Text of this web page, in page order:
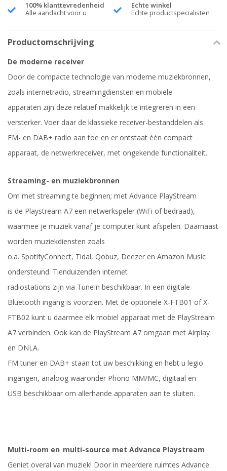
100% klanttevredenheid
Alle aandacht voor u
Echte winkel
Echte productspecialisten
Productomschrijving
De moderne receiver
Door de compacte technologie van moderne muziekbronnen,
zoals internetradio, streamingdiensten en mobiele
apparaten zijn deze relatief makkelijk te integreren in een
versterker. Voer daar de klassieke receiver-bestanddelen als
FM- en DAB+ radio aan toe en er ontstaat één compact
apparaat, de netwerkreceiver, met ongekende functionaliteit.
Streaming- en muziekbronnen
Om met streaming te beginnen; met Advance PlayStream
is de Playstream A7 een netwerkspeler (WiFi of bedraad),
waarmee je muziek vanaf je computer kunt afspelen. Daarnaast
worden muziekdiensten zoals
o.a. SpotifyConnect, Tidal, Qobuz, Deezer en Amazon Music
ondersteund. Tienduizenden internet
radiostations zijn via TuneIn beschikbaar. In een digitale
Bluetooth ingang is voorzien. Met de optionele X-FTB01 of X-
FTB02 kunt u daarmee elk mobiel apparaat met de PlayStream
A7 verbinden. Ook kan de PlayStream A7 omgaan met Airplay
en DNLA.
FM tuner en DAB+ staan tot uw beschikking en hebt u legio
ingangen, analoog waaronder Phono MM/MC, digitaal en
USB beschikbaar om allerhande apparaten aan te sluiten.
Multi-room en multi-source met Advance Playstream
Geniet overal van muziek! Door in meerdere ruimtes Advance